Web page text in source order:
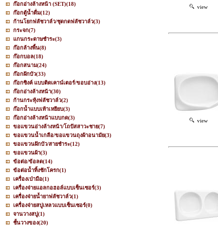
ก๊อกอ่างล้างหน้า (SET)(18)
ก๊อกตู้น้ำดื่ม(12)
ก้านโยกฟลัชวาล์ว/ชุดกดฟลัชวาล์ว(3)
กระจก(7)
แกนกระดาษชำระ(3)
ก๊อกล้างพื้น(8)
ก๊อกบอล(18)
ก๊อกสนาม(24)
ก๊อกฝักบัว(33)
ก๊อกซิงค์ แบบติดเคาน์เตอร์/ขอบอ่าง(13)
ก๊อกอ่างล้างหน้า(30)
ก้านกระทุ้งฟลัชวาล์ว(2)
ก๊อกน้ำแบบเท้าเหยียบ(3)
ก๊อกอ่างล้างหน้าแบบกด(3)
ขอแขวนอ่างล้างหน้า/โถปัสสาวะชาย(7)
ขอแขวนน้ำเกลือ/ขอแขวนถุงผ้าอนามัย(3)
ขอแขวนฝักบัว/สายชำระ(12)
ขอแขวนผ้า(3)
ข้อต่อ/ข้อลด(14)
ข้อต่อน้ำทิ้งชักโครก(1)
เครื่องเป่ามือ(1)
เครื่องจ่ายแอลกอฮอล์แบบเซ็นเซอร์(3)
เครื่องจ่ายน้ำยาฟลัชวาล์ว(1)
เครื่องจ่ายสบู่เหลวแบบเซ็นเซอร์(0)
จานวางสบู่(1)
ชั้นวางของ(20)
view
view